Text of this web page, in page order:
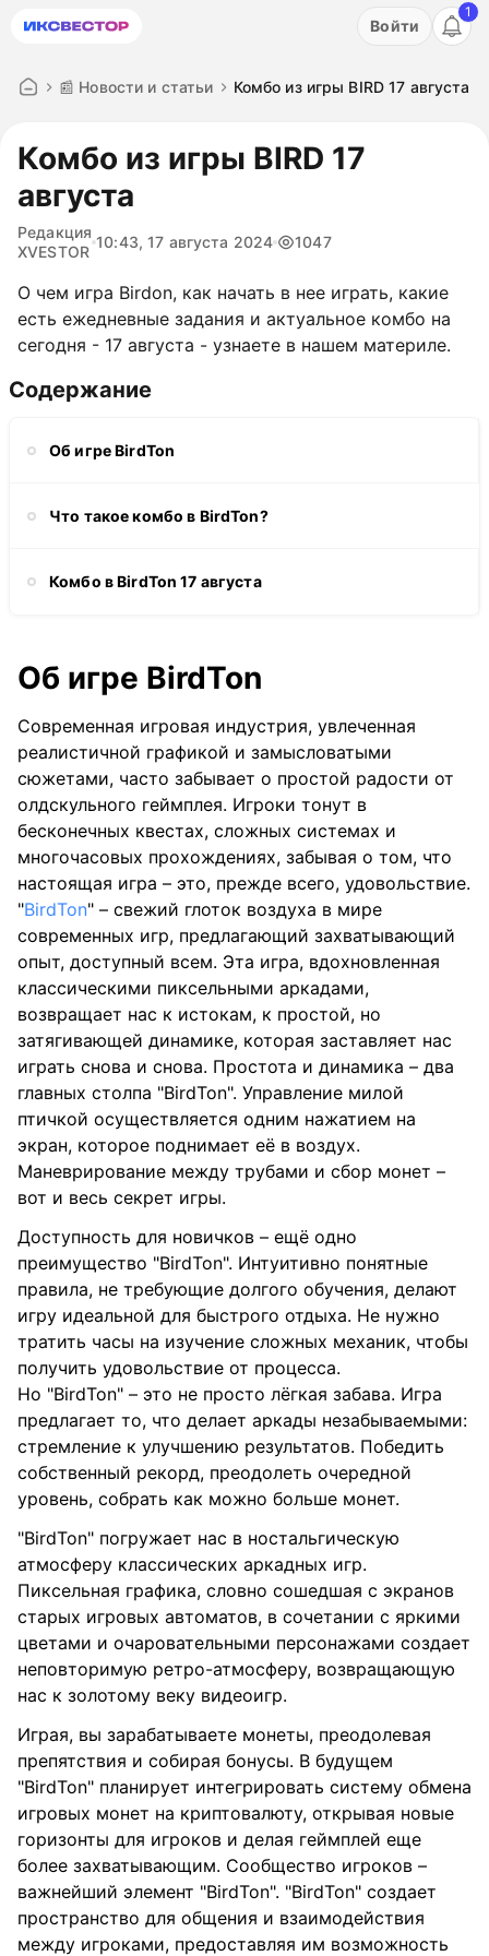
Акция: бесплатный пробный период на 3 дня!
Войти
1
📰 Новости и статьи Комбо из игры BIRD 17 августа
Комбо из игры BIRD 17
августа
Редакция
XVESTOR
10:43, 17 августа 2024 1047
О чем игра Birdon, как начать в нее играть, какие
есть ежедневные задания и актуальное комбо на
сегодня - 17 августа - узнаете в нашем материле.
Содержание
Об игре BirdTon
Что такое комбо в BirdTon?
Комбо в BirdTon 17 августа
Об игре BirdTon
Современная игровая индустрия, увлеченная
реалистичной графикой и замысловатыми
сюжетами, часто забывает о простой радости от
олдскульного геймплея. Игроки тонут в
бесконечных квестах, сложных системах и
многочасовых прохождениях, забывая о том, что
настоящая игра – это, прежде всего, удовольствие.
"BirdTon" – свежий глоток воздуха в мире
современных игр, предлагающий захватывающий
опыт, доступный всем. Эта игра, вдохновленная
классическими пиксельными аркадами,
возвращает нас к истокам, к простой, но
затягивающей динамике, которая заставляет нас
играть снова и снова. Простота и динамика – два
главных столпа "BirdTon". Управление милой
птичкой осуществляется одним нажатием на
экран, которое поднимает её в воздух.
Маневрирование между трубами и сбор монет –
вот и весь секрет игры.
Доступность для новичков – ещё одно
преимущество "BirdTon". Интуитивно понятные
правила, не требующие долгого обучения, делают
игру идеальной для быстрого отдыха. Не нужно
тратить часы на изучение сложных механик, чтобы
получить удовольствие от процесса.
Но "BirdTon" – это не просто лёгкая забава. Игра
предлагает то, что делает аркады незабываемыми:
стремление к улучшению результатов. Победить
собственный рекорд, преодолеть очередной
уровень, собрать как можно больше монет.
"BirdTon" погружает нас в ностальгическую
атмосферу классических аркадных игр.
Пиксельная графика, словно сошедшая с экранов
старых игровых автоматов, в сочетании с яркими
цветами и очаровательными персонажами создает
неповторимую ретро-атмосферу, возвращающую
нас к золотому веку видеоигр.
Играя, вы зарабатываете монеты, преодолевая
препятствия и собирая бонусы. В будущем
"BirdTon" планирует интегрировать систему обмена
игровых монет на криптовалюту, открывая новые
горизонты для игроков и делая геймплей еще
более захватывающим. Сообщество игроков –
важнейший элемент "BirdTon". "BirdTon" создает
пространство для общения и взаимодействия
между игроками, предоставляя им возможность